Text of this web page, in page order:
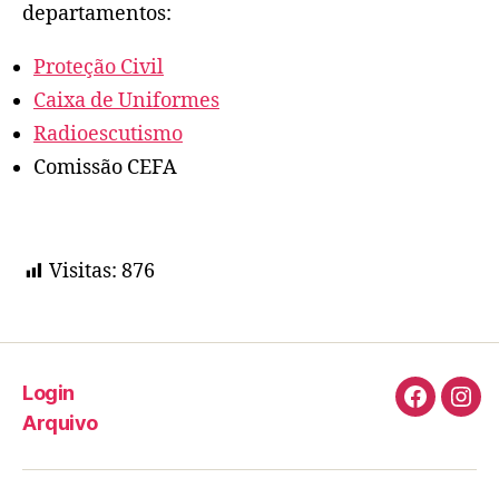
departamentos:
Proteção Civil
Caixa de Uniformes
Radioescutismo
Comissão CEFA
Visitas: 876
Login
Arquivo